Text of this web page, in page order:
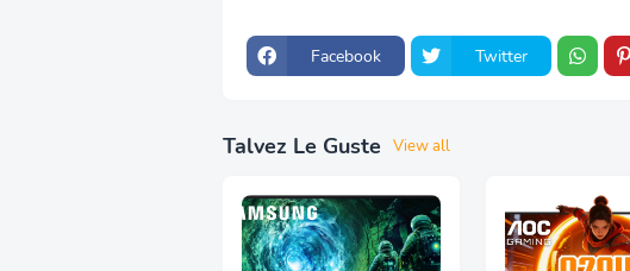
Facebook Twitter
Talvez Le Guste View all